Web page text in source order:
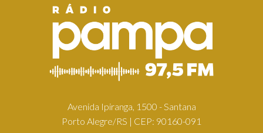
Avenida Ipiranga, 1500 - Santana
Porto Alegre/RS | CEP: 90160-091